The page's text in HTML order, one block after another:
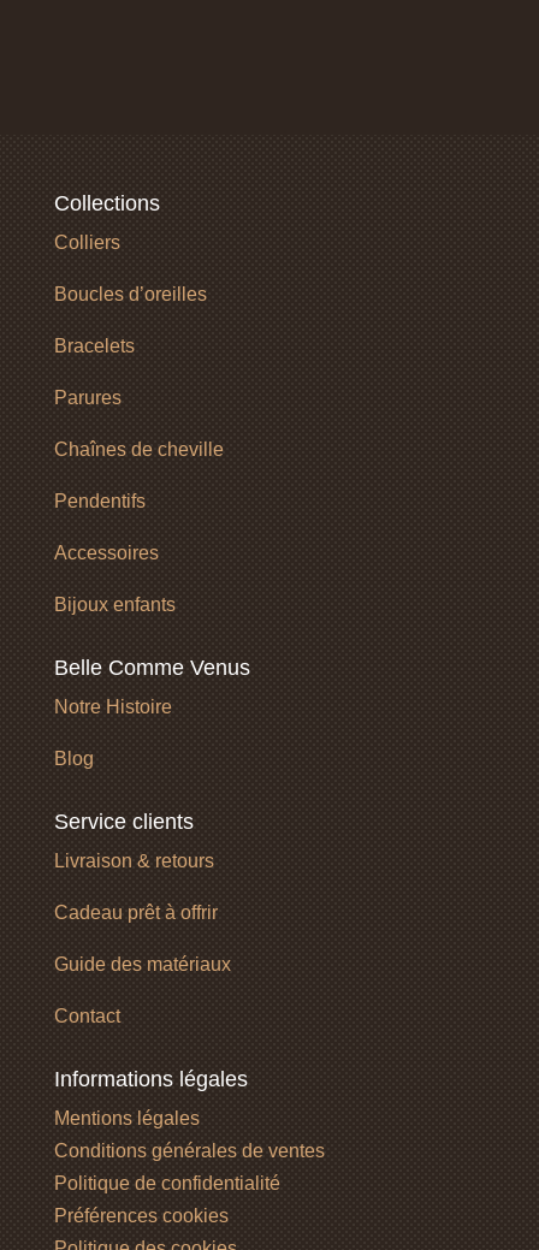
Collections
Colliers
Boucles d’oreilles
Bracelets
Parures
Chaînes de cheville
Pendentifs
Accessoires
Bijoux enfants
Belle Comme Venus
Notre Histoire
Blog
Service clients
Livraison & retours
Cadeau prêt à offrir
Guide des matériaux
Contact
Informations légales
Mentions légales
Conditions générales de ventes
Politique de confidentialité
Préférences cookies